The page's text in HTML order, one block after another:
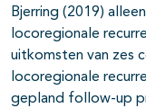
Bjerring (2019)
locoregionale
uitkomsten van zes
locoregionale
gepland follow-up